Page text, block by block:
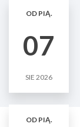
OD PIĄ.
07
SIE 2026
OD PIĄ.